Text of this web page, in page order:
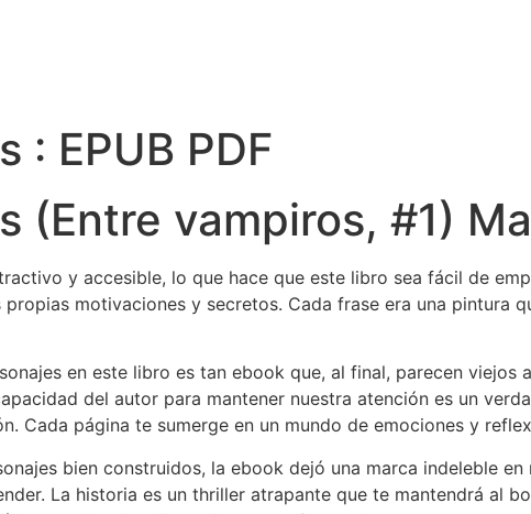
: EPUB PDF
(Entre vampiros, #1)
y accesible, lo que hace que este libro sea fácil de
motivaciones y secretos. Cada frase era una pintura
en este libro es tan ebook que, al final, parecen viejos
del autor para mantener nuestra atención es un
Cada página te sumerge en un mundo de emociones y
bien construidos, la ebook dejó una marca indeleble
La historia es un thriller atrapante que te mantendrá al